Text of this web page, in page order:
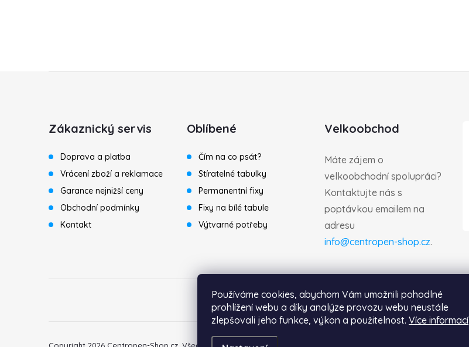
Používáme cookies, abychom Vám umožnili pohodlné
prohlížení webu a díky analýze provozu webu neustále
zlepšovali jeho funkce, výkon a použitelnost. Více informací
Zákaznický servis
Doprava a platba
Vrácení zboží a reklamace
Garance nejnižší ceny
Obchodní podmínky
Kontakt
Oblíbené
Čím na co psát?
Stíratelné tabulky
Permanentní fixy
Fixy na bílé tabule
Výtvarné potřeby
Velkoobchod
Máte zájem o
velkoobchodní spolupráci?
Kontaktujte nás s
poptávkou emailem na
adresu
info@centropen-shop.cz.
Copyright 2026 Centropen-Shop.cz . Všechna práva vyhrazena.